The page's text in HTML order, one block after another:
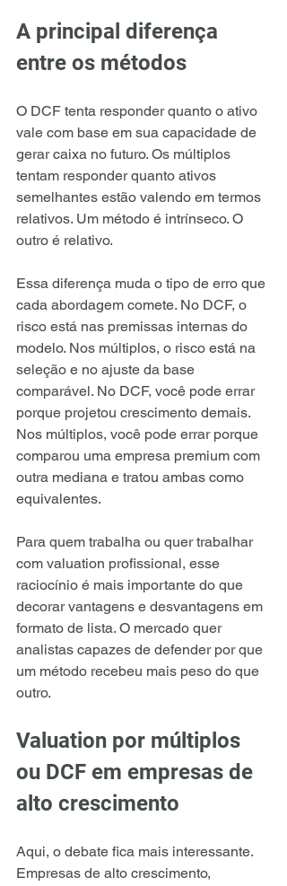
A principal diferença
entre os métodos
O DCF tenta responder quanto o ativo
vale com base em sua capacidade de
gerar caixa no futuro. Os múltiplos
tentam responder quanto ativos
semelhantes estão valendo em termos
relativos. Um método é intrínseco. O
outro é relativo.
Essa diferença muda o tipo de erro que
cada abordagem comete. No DCF, o
risco está nas premissas internas do
modelo. Nos múltiplos, o risco está na
seleção e no ajuste da base
comparável. No DCF, você pode errar
porque projetou crescimento demais.
Nos múltiplos, você pode errar porque
comparou uma empresa premium com
outra mediana e tratou ambas como
equivalentes.
Para quem trabalha ou quer trabalhar
com valuation profissional, esse
raciocínio é mais importante do que
decorar vantagens e desvantagens em
formato de lista. O mercado quer
analistas capazes de defender por que
um método recebeu mais peso do que
outro.
Valuation por múltiplos
ou DCF em empresas de
alto crescimento
Aqui, o debate fica mais interessante.
Empresas de alto crescimento,